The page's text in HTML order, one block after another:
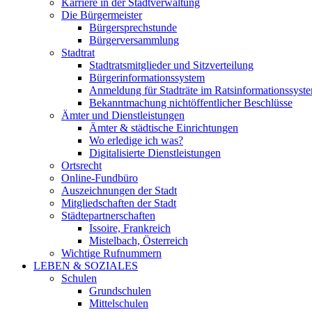
Karriere in der Stadtverwaltung
Die Bürgermeister
Bürgersprechstunde
Bürgerversammlung
Stadtrat
Stadtratsmitglieder und Sitzverteilung
Bürgerinformationssystem
Anmeldung für Stadträte im
Bekanntmachung nichtöffentlicher Beschlüsse
Ämter und Dienstleistungen
Ämter & städtische Einrichtungen
Wo erledige ich was?
Digitalisierte Dienstleistungen
Ortsrecht
Online-Fundbüro
Auszeichnungen der Stadt
Mitgliedschaften der Stadt
Städtepartnerschaften
Issoire, Frankreich
Mistelbach, Österreich
Wichtige Rufnummern
LEBEN & SOZIALES
Schulen
Grundschulen
Mittelschulen